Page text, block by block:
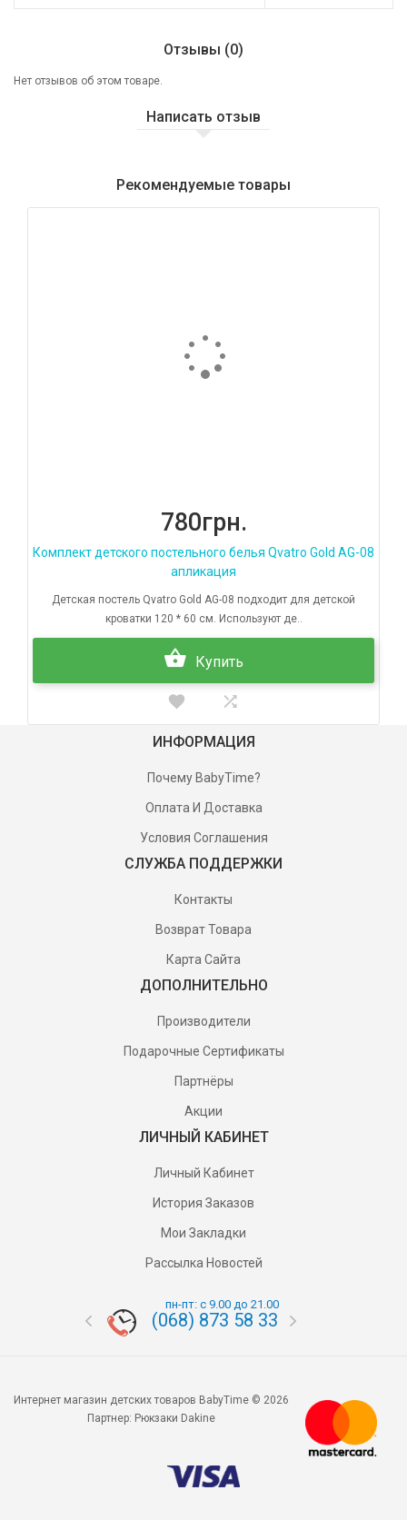
Отзывы (0)
Нет отзывов об этом товаре.
Написать отзыв
Рекомендуемые товары
780грн.
Комплект детского постельного белья Qvatro Gold AG-08
апликация
Детская постель Qvatro Gold AG-08 подходит для детской
кроватки 120 * 60 см. Используют де..
Купить
ИНФОРМАЦИЯ
Почему BabyTime?
Оплата И Доставка
Условия Соглашения
СЛУЖБА ПОДДЕРЖКИ
Контакты
Возврат Товара
Карта Сайта
ДОПОЛНИТЕЛЬНО
Производители
Подарочные Сертификаты
Партнёры
Акции
ЛИЧНЫЙ КАБИНЕТ
Личный Кабинет
История Заказов
Мои Закладки
Рассылка Новостей
пн-пт: с 9.00 до 21.00
(068) 873 58 33
Интернет магазин детских товаров BabyTime © 2026
Партнер: Рюкзаки Dakine